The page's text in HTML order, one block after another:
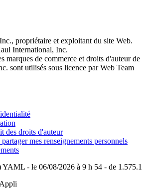
propriétaire et exploitant du site Web.
International, Inc.
marques de commerce et droits d'auteur de
sont utilisés sous licence par Web Team
des droits d'auteur
mes renseignements personnels
- le 06/08/2026 à 9 h 54 - de 1.575.1
Appli